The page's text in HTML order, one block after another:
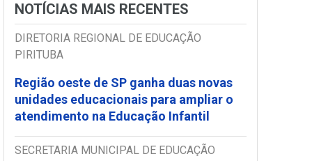
NOTÍCIAS MAIS RECENTES
DIRETORIA REGIONAL DE EDUCAÇÃO
PIRITUBA
Região oeste de SP ganha duas novas
unidades educacionais para ampliar o
atendimento na Educação Infantil
SECRETARIA MUNICIPAL DE EDUCAÇÃO